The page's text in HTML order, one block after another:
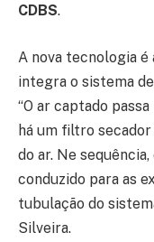
CDBS.
A nova tecnologia
integra o sistema
“O ar captado
há um filtro
do ar. Ne
conduzido para as
tubulação do
Silveira.